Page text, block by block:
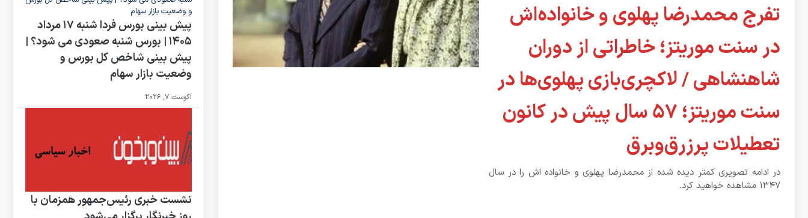
تفرج محمدرضا پهلوی و خانواده‌اش
در سنت موریتز؛ خاطراتی از دوران
شاهنشاهی / لاکچری‌بازی پهلوی‌ها در
سنت موریتز؛ ۵۷ سال پیش در کانون
تعطیلات پرزرق‌وبرق
در ادامه تصویری کمتر دیده شده از محمدرضا پهلوی و خانواده اش را در سال
۱۳۴۷ مشاهده خواهید کرد.
پیش بینی بورس فردا شنبه 17 مرداد
1405 | بورس شنبه صعودی می شود؟ |
پیش بینی شاخص کل بورس و
وضعیت بازار سهام
آگوست 7, 2026
نشست خبری رئیس‌جمهور همزمان با